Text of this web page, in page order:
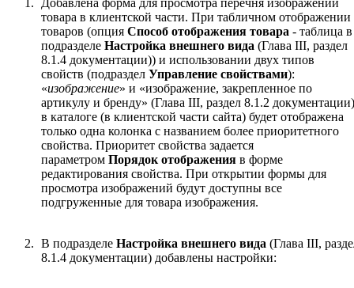
Добавлена форма для просмотра перечня изображений
товара в клиентской части. При табличном отображении
товаров (опция Способ отображения товара - таблица в
подразделе Настройка внешнего вида (Глава III, раздел
8.1.4 документации)) и использовании двух типов
свойств (подраздел Управление свойствами):
«изображение» и «изображение, закрепленное по
артикулу и бренду» (Глава III, раздел 8.1.2 документации)
в каталоге (в клиентской части сайта) будет отображена
только одна колонка с названием более приоритетного
свойства. Приоритет свойства задается
параметром Порядок отображения в форме
редактирования свойства. При открытии формы для
просмотра изображений будут доступны все
подгруженные для товара изображения.
В подразделе Настройка внешнего вида (Глава III,
8.1.4 документации) добавлены настройки: